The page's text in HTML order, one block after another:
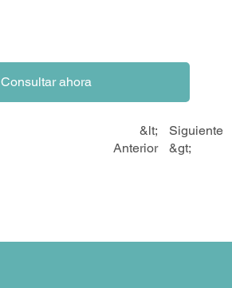
&lt;
Anterior
Siguiente
&gt;
Consultar ahora